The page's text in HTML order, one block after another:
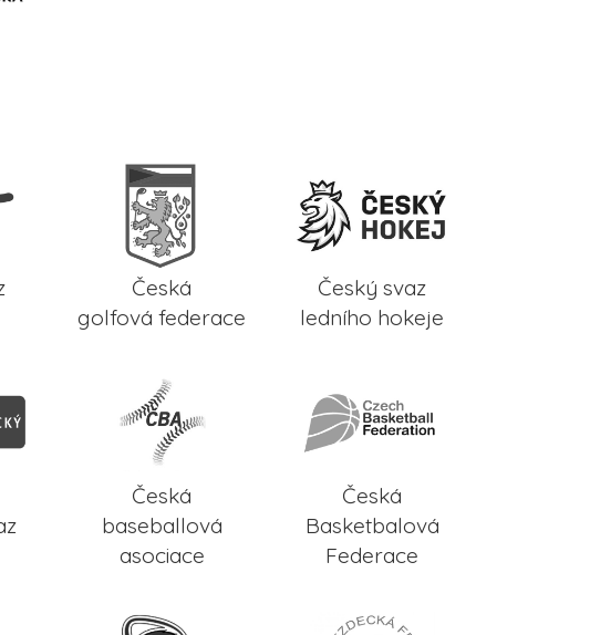
Česká
golfová federace
Český svaz
ledního hokeje
Česká
baseballová
asociace
Česká
Basketbalová
Federace